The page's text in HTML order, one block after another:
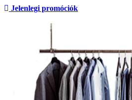
Jelenlegi promóciók